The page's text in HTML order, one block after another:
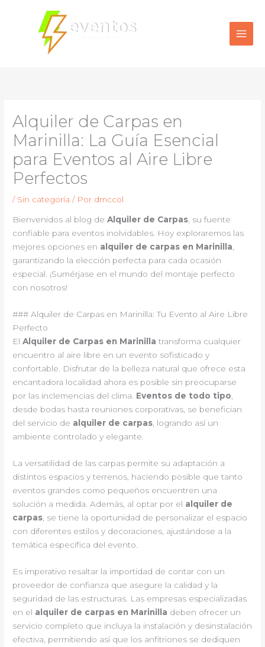
contenido
Alquiler de Carpas en
Marinilla: La Guía Esencial
para Eventos al Aire Libre
Perfectos
/ Sin categoría / Por dmccol
Bienvenidos al blog deAlquiler de Carpas, su fuente
confiable para eventos inolvidables. Hoy exploraremos las
mejores opciones en alquiler de carpas en Marinilla,
garantizando la elección perfecta para cada ocasión
especial. ¡Sumérjase en el mundo del montaje perfecto
con nosotros!
### Alquiler de Carpas en Marinilla: Tu Evento al Aire Libre
Perfecto
ElAlquiler de Carpas en Marinilla transforma cualquier
encuentro al aire libre en un evento sofisticado y
confortable. Disfrutar de la belleza natural que ofrece esta
encantadora localidad ahora es posible sin preocuparse
por las inclemencias del clima. Eventos de todo tipo
desde bodas hasta reuniones corporativas, se benefician
del servicio de alquiler de carpas , logrando así un
ambiente controlado y elegante.
La versatilidad de las carpas permite su adaptación a
distintos espacios y terrenos, haciendo posible que tanto
eventos grandes como pequeños encuentren una
solución a medida. Además, al optar por el alquiler de
carpas , se tiene la oportunidad de personalizar el espacio
con diferentes estilos y decoraciones, ajustándose a la
temática específica del evento.
Es imperativo resaltar la importidad de contar con un
proveedor de confianza que asegure la calidad y la
seguridad de las estructuras. Las empresas especializadas
en el alquiler de carpas en Marinilla deben ofrecer un
servicio completo que incluya la instalación y desinstalación
efectiva, permitiendo así que los anfitriones se dediquen